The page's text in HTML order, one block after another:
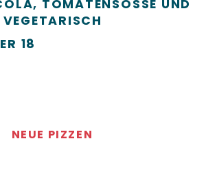
TOMATENSOSSE UND P
18
NEUE PIZZEN